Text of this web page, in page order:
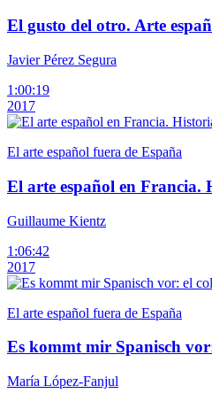
El gusto del otro. Arte
Javier Pérez Segura
1:00:19
2017
El arte español fuera de España
El arte español en Francia.
Guillaume Kientz
1:06:42
2017
El arte español fuera de España
Es kommt mir Spanisch
María López-Fanjul